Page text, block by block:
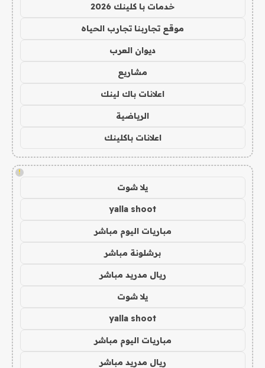
خدمات با كلينك 2026
موقع تجاربنا تجارب الحياه
ديوان العرب
مشاريع
اعلانات باك لينك
الرياضية
اعلانات باكلينك
!
يلا شوت
yalla shoot
مباريات اليوم مباشر
برشلونة مباشر
ريال مدريد مباشر
يلا شوت
yalla shoot
مباريات اليوم مباشر
ريال مدريد مباشر